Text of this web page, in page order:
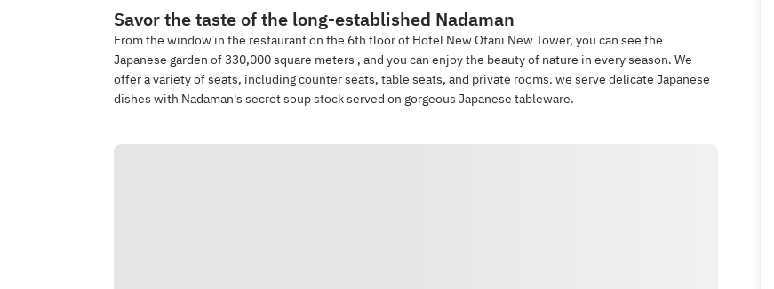
Savor the taste of the long-established Nadaman
From the window in the restaurant on the 6th floor of Hotel New Otani New Tower, you can see the
Japanese garden of 330,000 square meters , and you can enjoy the beauty of nature in every season. We
offer a variety of seats, including counter seats, table seats, and private rooms. we serve delicate Japanese
dishes with Nadaman's secret soup stock served on gorgeous Japanese tableware.